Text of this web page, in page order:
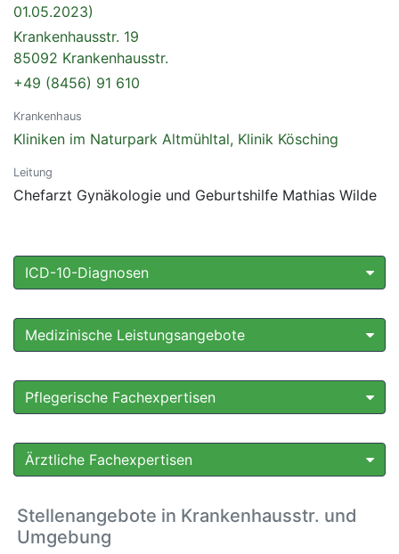
01.05.2023)
Krankenhausstr. 19
85092 Krankenhausstr.
+49 (8456) 91 610
Krankenhaus
Kliniken im Naturpark Altmühltal, Klinik Kösching
Leitung
Chefarzt Gynäkologie und Geburtshilfe Mathias Wilde
ICD-10-Diagnosen
Medizinische Leistungsangebote
Pflegerische Fachexpertisen
Ärztliche Fachexpertisen
Stellenangebote in Krankenhausstr. und
Umgebung